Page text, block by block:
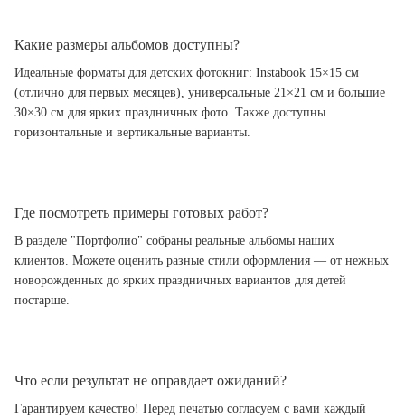
Какие размеры альбомов доступны?
Идеальные форматы для детских фотокниг: Instabook 15×15 см
(отлично для первых месяцев), универсальные 21×21 см и большие
30×30 см для ярких праздничных фото. Также доступны
горизонтальные и вертикальные варианты.
Где посмотреть примеры готовых работ?
В разделе "Портфолио" собраны реальные альбомы наших
клиентов. Можете оценить разные стили оформления — от нежных
новорожденных до ярких праздничных вариантов для детей
постарше.
Что если результат не оправдает ожиданий?
Гарантируем качество! Перед печатью согласуем с вами каждый